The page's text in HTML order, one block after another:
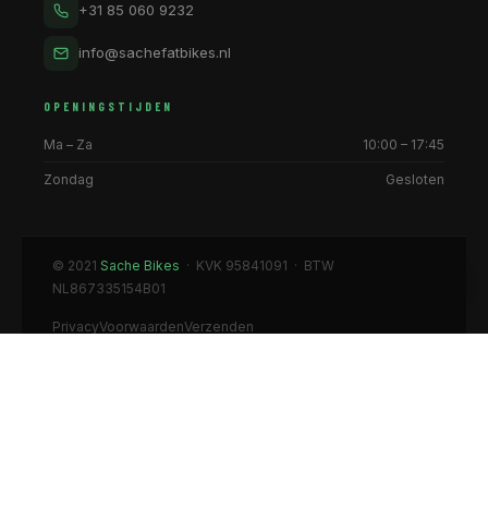
+31 85 060 9232
info@sachefatbikes.nl
OPENINGSTIJDEN
Ma – Za 10:00 – 17:45
Zondag Gesloten
© 2021 Sache Bikes · KVK 95841091 · BTW
NL867335154B01
PrivacyVoorwaardenVerzenden